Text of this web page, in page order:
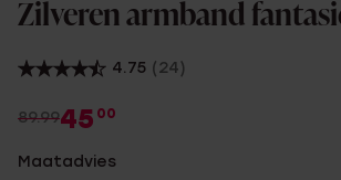
Zilveren armband
4.75 (24)
89.9945 00
Maatadvies